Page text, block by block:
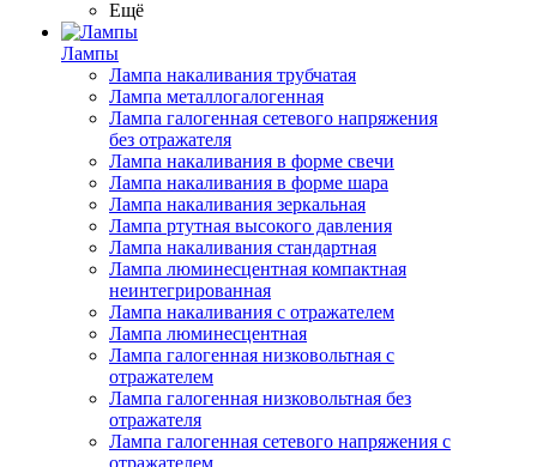
Ещё
Лампы
Лампа накаливания трубчатая
Лампа металлогалогенная
Лампа галогенная сетевого напряжения
без отражателя
Лампа накаливания в форме свечи
Лампа накаливания в форме шара
Лампа накаливания зеркальная
Лампа ртутная высокого давления
Лампа накаливания стандартная
Лампа люминесцентная компактная
неинтегрированная
Лампа накаливания с отражателем
Лампа люминесцентная
Лампа галогенная низковольтная с
отражателем
Лампа галогенная низковольтная без
отражателя
Лампа галогенная сетевого напряжения с
отражателем